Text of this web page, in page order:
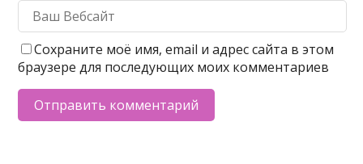
Сохраните моё имя, email и адрес сайта в этом
браузере для последующих моих комментариев